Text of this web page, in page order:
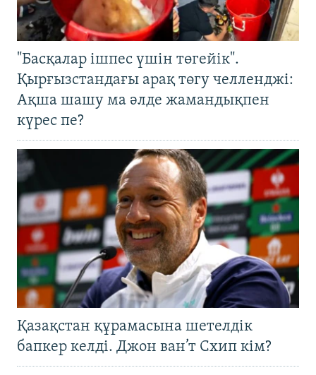
"Басқалар ішпес үшін төгейік".
Қырғызстандағы арақ төгу челленджі:
Ақша шашу ма әлде жамандықпен
күрес пе?
Қазақстан құрамасына шетелдік
бапкер келді. Джон ван’т Схип кім?